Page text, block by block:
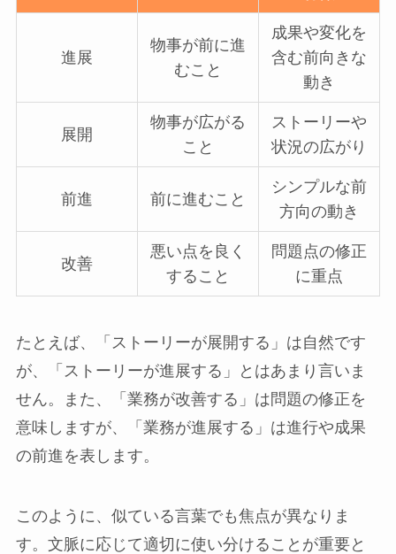
進展
物事が前に進
むこと
成果や変化を
含む前向きな
動き
展開
物事が広がる
こと
ストーリーや
状況の広がり
前進 前に進むこと
シンプルな前
方向の動き
改善
悪い点を良く
すること
問題点の修正
に重点
たとえば、「ストーリーが展開する」は自然です
が、「ストーリーが進展する」とはあまり言いま
せん。また、「業務が改善する」は問題の修正を
意味しますが、「業務が進展する」は進行や成果
の前進を表します。
このように、似ている言葉でも焦点が異なりま
す。文脈に応じて適切に使い分けることが重要と